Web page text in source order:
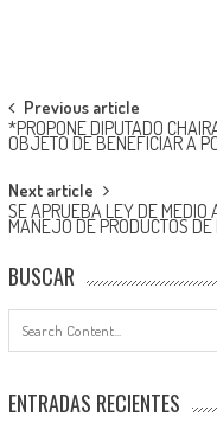
Post
navigation
Previous article
*PROPONE DIPUTADO
OBJETO DE BENEFICIAR A
Next article
SE APRUEBA LEY DE MEDIO
MANEJO DE PRODUCTOS
BUSCAR
ENTRADAS RECIENTES